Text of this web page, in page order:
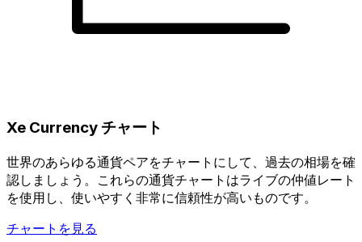
Xe Currency チャート
世界のあらゆる通貨ペアをチャートにして、過去の相場を確
認しましょう。これらの通貨チャートはライブの仲値レート
を使用し、使いやすく非常に信頼性が高いものです。
チャートを見る